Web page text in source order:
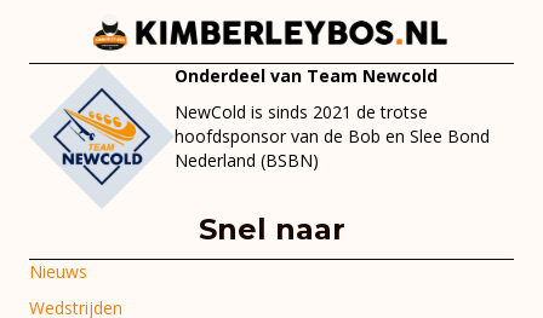
Onderdeel van Team Newcold
NewCold is sinds 2021 de trotse
hoofdsponsor van de Bob en Slee Bond
Nederland (BSBN)
Snel naar
Nieuws
Wedstrijden